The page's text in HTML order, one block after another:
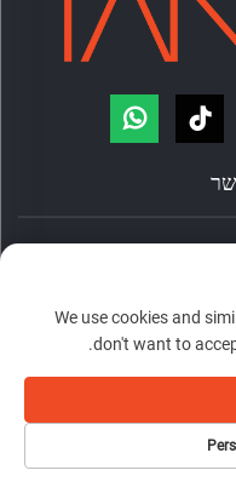
We use cookies and
don't want to